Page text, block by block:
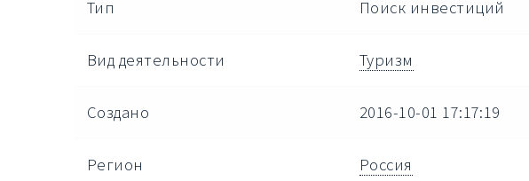
Тип Поиск инвестиций
Вид деятельности Туризм
Создано 2016-10-01 17:17:19
Регион Россия